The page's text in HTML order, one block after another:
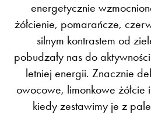
energetycznie
żółcienie, pomarańcze,
silnym kontrastem od
pobudzały nas do
letniej energii. Znacznie
owocowe, limonkowe żółcie
kiedy zestawimy je z